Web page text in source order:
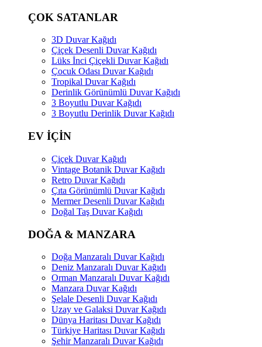
ÇOK SATANLAR
3D Duvar Kağıdı
Çiçek Desenli Duvar Kağıdı
Lüks İnci Çiçekli Duvar Kağıdı
Çocuk Odası Duvar Kağıdı
Tropikal Duvar Kağıdı
Derinlik Görünümlü Duvar Kağıdı
3 Boyutlu Duvar Kağıdı
3 Boyutlu Derinlik Duvar Kağıdı
EV İÇİN
Çiçek Duvar Kağıdı
Vintage Botanik Duvar Kağıdı
Retro Duvar Kağıdı
Çıta Görünümlü Duvar Kağıdı
Mermer Desenli Duvar Kağıdı
Doğal Taş Duvar Kağıdı
DOĞA & MANZARA
Doğa Manzaralı Duvar Kağıdı
Deniz Manzaralı Duvar Kağıdı
Orman Manzaralı Duvar Kağıdı
Manzara Duvar Kağıdı
Şelale Desenli Duvar Kağıdı
Uzay ve Galaksi Duvar Kağıdı
Dünya Haritası Duvar Kağıdı
Türkiye Haritası Duvar Kağıdı
Şehir Manzaralı Duvar Kağıdı